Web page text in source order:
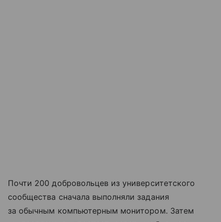
Почти 200 добровольцев из университетского
сообщества сначала выполняли задания
за обычным компьютерным монитором. Затем